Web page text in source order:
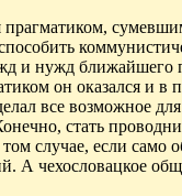
прагматиком,
и нужд ближайшего
он оказался и в
все возможное для
стать
случае, если само
А чехословацкое